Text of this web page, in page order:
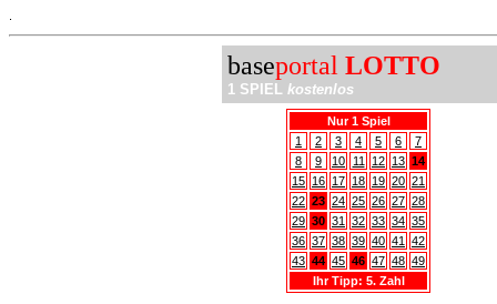
baseportal LOTTO
1 SPIEL kostenlos
Nur 1 Spiel
1
2 3 4 5 6
7
8
9 10 11 12 13 14
15 16 17 18 19 20 21
22 23 24 25 26 27 28
29 30 31 32 33 34 35
36 37 38 39 40 41
42
43 44 45 46 47 48 49
Ihr Tipp: 5. Zahl